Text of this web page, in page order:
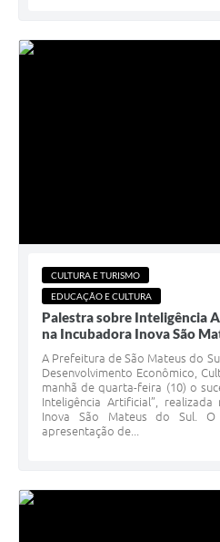
CULTURA E TURISMO
EDUCAÇÃO E CULTURA
Palestra sobre Inteligência
na Incubadora Inova São
A Prefeitura de São Mateus do
Desenvolvimento Econômico,
manhã de quarta-feira (10) o
Inteligência Artificial”, realizada
Inova São Mateus do Sul.
apresentação de...